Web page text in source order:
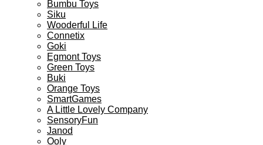
Bumbu Toys
Siku
Wooderful Life
Connetix
Goki
Egmont Toys
Green Toys
Buki
Orange Toys
SmartGames
A Little Lovely Company
SensoryFun
Janod
Ooly